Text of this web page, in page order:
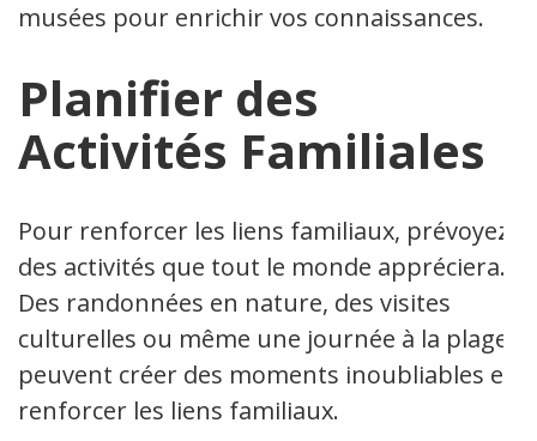
musées pour enrichir vos connaissances.
Planifier des
Activités Familiales
Pour renforcer les liens familiaux, prévoyez
des activités que tout le monde appréciera.
Des randonnées en nature, des visites
culturelles ou même une journée à la plage
peuvent créer des moments inoubliables et
renforcer les liens familiaux.